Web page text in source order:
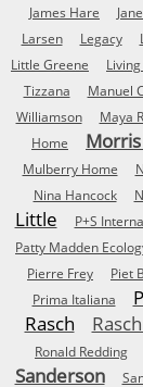
James Hare
Larsen
Legacy
Little Greene
Tizzana
Manuel
Williamson
Maya
Home
Mulberry Home
Nina Hancock
Little
P+S
Patty Madden
Pierre Frey
Piet
Prima Italiana
Rasch
Ronald Redding
Sanderson